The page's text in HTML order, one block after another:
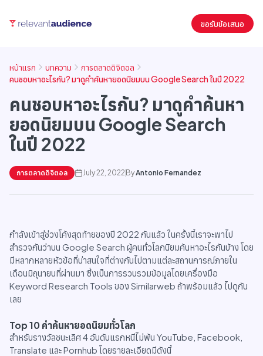
ขอรับข้อเสนอ
หน้าแรก บทความ
การตลาดดิจิตอล
คนชอบหาอะไรกัน? มาดูคำค้นหายอดนิยมบน Google Search ในปี 2022
คนชอบหาอะไรกัน? มาดูคำค้นหา
ยอดนิยมบน Google Search
ในปี 2022
การตลาดดิจิตอล July 22, 2022 ByAntonio Fernandez
กำลังเข้าสู่ช่วงโค้งสุดท้ายของปี 2022 กันแล้ว ในครั้งนี้เราจะพาไป
สำรวจกันว่าบน Google Search ผู้คนทั่วโลกนิยมค้นหาอะไรกันบ้าง โดย
มีหลากหลายหัวข้อที่น่าสนใจที่ต่างกันไปตามแต่ละสถานการณ์ภายใน
เดือนมิถุนายนที่ผ่านมา ซึ่งเป็นการรวบรวมข้อมูลโดยเครื่องมือ
Keyword Research Tools ของ Similarweb ถ้าพร้อมแล้ว ไปดูกัน
เลย
Top 10 คำค้นหายอดนิยมทั่วโลก
สำหรับรางวัลชนะเลิศ 4 อันดับแรกหนีไม่พ้น YouTube, Facebook,
Translate และ Pornhub โดยรายละเอียดมีดังนี้